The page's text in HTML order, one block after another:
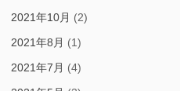
2021年10月 (2)
2021年8月 (1)
2021年7月 (4)